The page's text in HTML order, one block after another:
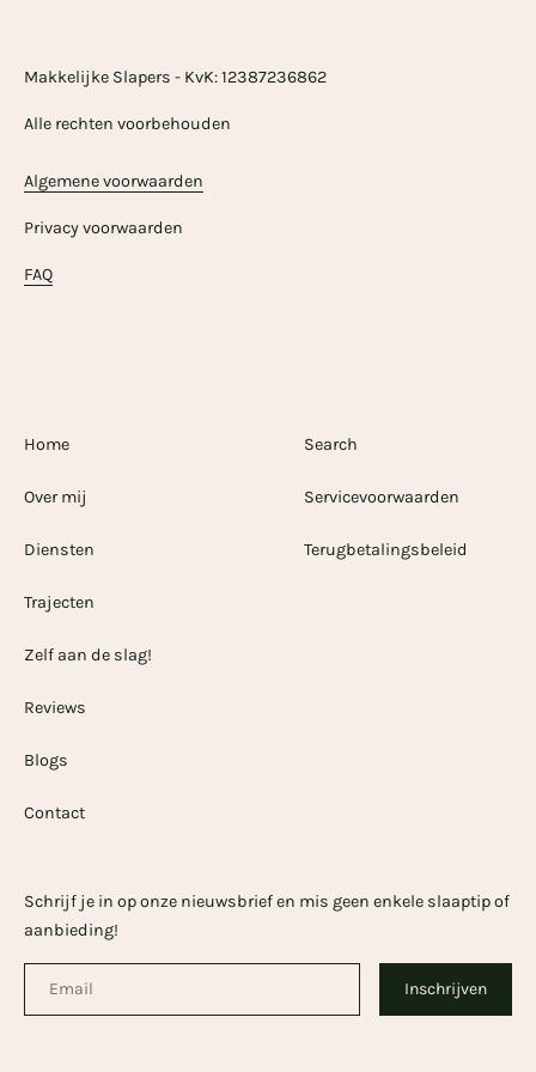
Makkelijke Slapers - KvK: 12387236862
Alle rechten voorbehouden
Algemene voorwaarden
Privacy voorwaarden
FAQ
Home
Over mij
Diensten
Trajecten
Zelf aan de slag!
Reviews
Blogs
Contact
Search
Servicevoorwaarden
Terugbetalingsbeleid
Schrijf je in op onze nieuwsbrief en mis geen enkele slaaptip of
aanbieding!
Inschrijven